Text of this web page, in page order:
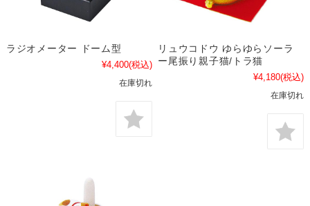
ラジオメーター ドーム型
¥4,400(税込)
在庫切れ
リュウコドウ ゆらゆらソーラ
ー尾振り親子猫/トラ猫
¥4,180(税込)
在庫切れ